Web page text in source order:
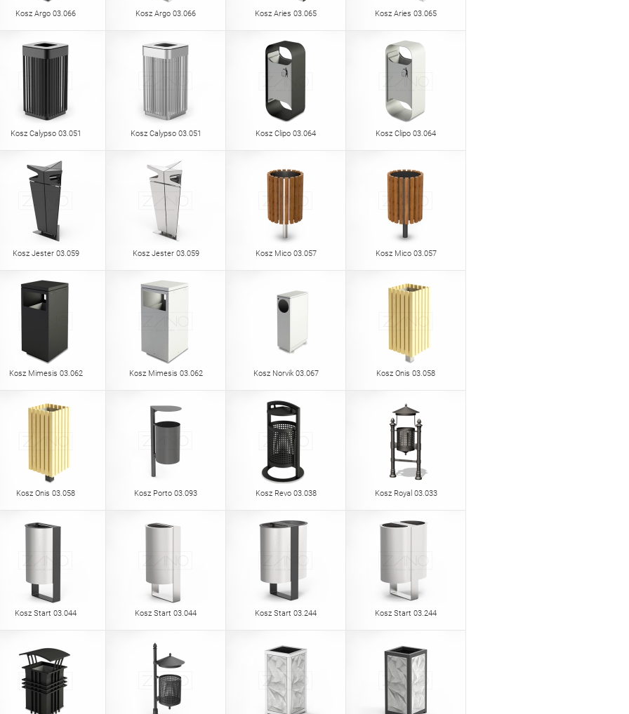
Kosz Argo 03.066 Kosz Argo 03.066 Kosz Aries 03.065 Kosz Aries 03.065
Kosz Calypso 03.051 Kosz Calypso 03.051 Kosz Clipo 03.064 Kosz Clipo 03.064
Kosz Jester 03.059 Kosz Jester 03.059 Kosz Mico 03.057 Kosz Mico 03.057
Kosz Mimesis 03.062 Kosz Mimesis 03.062 Kosz Norvik 03.067 Kosz Onis 03.058
Kosz Onis 03.058 Kosz Porto 03.093 Kosz Revo 03.038 Kosz Royal 03.033
Kosz Start 03.044 Kosz Start 03.044 Kosz Start 03.244 Kosz Start 03.244